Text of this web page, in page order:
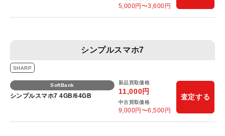
5,000円〜3,600円
シンプルスマホ7
SHARP
SoftBank
シンプルスマホ7 4GB/64GB
新品買取価格
11,000円
中古買取価格
9,000円〜6,500円
査定する